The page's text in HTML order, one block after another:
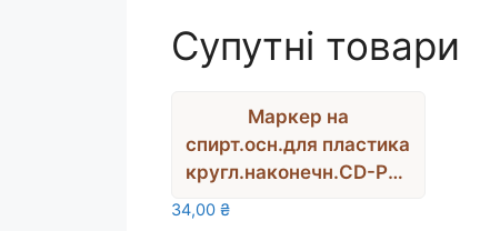
Супутні товари
Маркер на
спирт.осн.для пластика
кругл.наконечн.CD-Pen
4606 Centropen 1мм
34,00 ₴